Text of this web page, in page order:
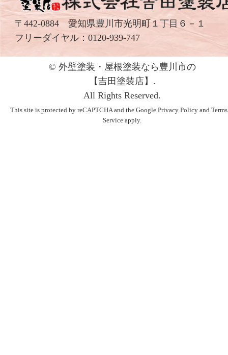
〒442-0884 愛知県豊川市光明町１丁目６－１
フリーダイヤル： 0120-939-747
© 外壁塗装・屋根塗装なら豊川市の
【吉⽥塗装店】.
All Rights Reserved.
This site is protected by reCAPTCHA and the Google Privacy Policyand
Service apply.